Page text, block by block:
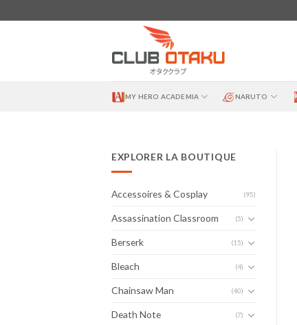
to
MY HERO ACADEMIA NARUTO
EXPLORER LA BOUTIQUE
Accessoires & Cosplay (95)
Assassination Classroom (5)
Berserk (15)
Bleach (4)
Chainsaw Man (40)
Death Note (7)